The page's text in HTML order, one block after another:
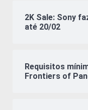
2K Sale: Sony
até 20/02
Requisitos
Frontiers of